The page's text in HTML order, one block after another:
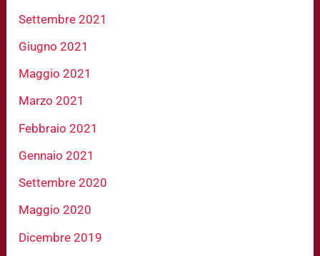
Settembre 2021
Giugno 2021
Maggio 2021
Marzo 2021
Febbraio 2021
Gennaio 2021
Settembre 2020
Maggio 2020
Dicembre 2019